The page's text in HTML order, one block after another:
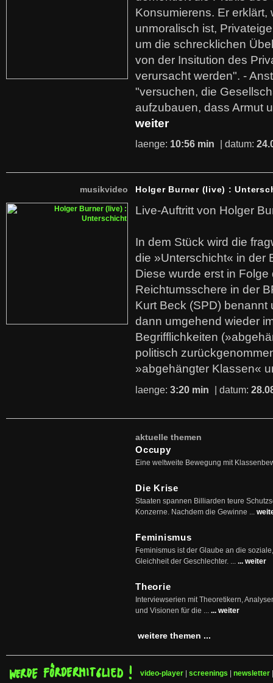
Konsumierens. Er erklärt,
unmoralisch ist,
um die schrecklichen
von der Insitution des
verursacht werden". -
"versuchen, die
aufzubauen, dass Armut
weiter
laenge: 10:56 min | datum:
musikvideo Holger Burner (live) :
Live-Auftritt von Holger
In dem Stück wird die
die »Unterschicht« in der
Diese wurde erst in
Reichtumsschere in der
Kurt Beck (SPD)
dann umgehend wieder
Begrifflichkeiten
politisch
»abgehängter Klassen«
laenge: 3:20 min | datum:
aktuelle themen
Occupy
Eine weltweite Bewegung mit
Die Krise
Staaten spannen Billiarden teure
Konzerne. Nachdem die Gewinne ...
Feminismus
Feminismus ist der Glaube an die
Gleichheit der Geschlechter. ... ... weiter
Theorie
Interviewserien mit Theoretikern,
und Visionen für die ... ... weiter
weitere themen ...
video-player screenings newsletter